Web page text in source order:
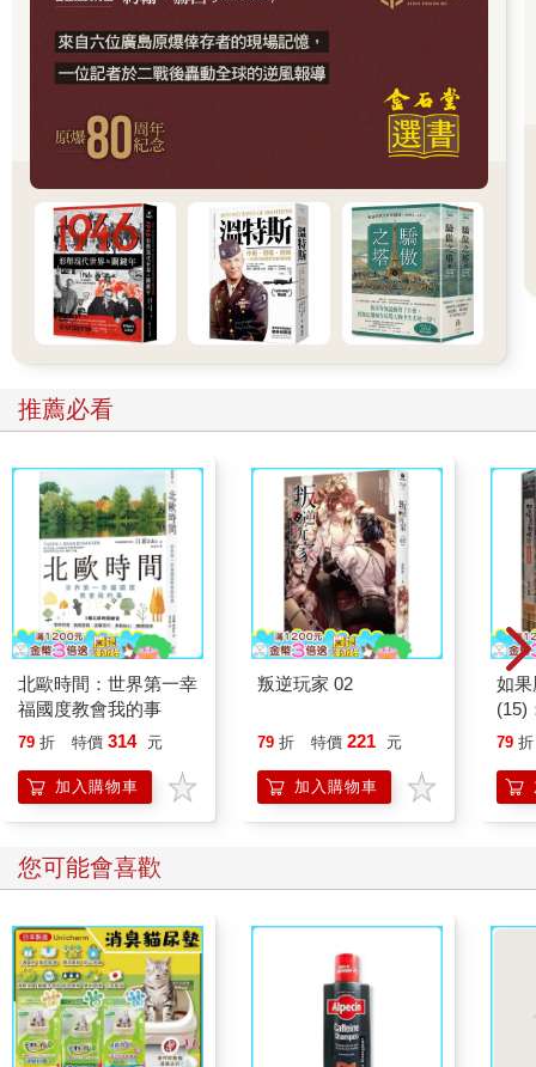
推薦必看
北歐時間：世界第一幸
福國度教會我的事
79 折 特價 314 元
加入購物車
叛逆玩家 02
79 折 特價 221 元
加入購物車
如
(15)
貓
79 折
您可能會喜歡